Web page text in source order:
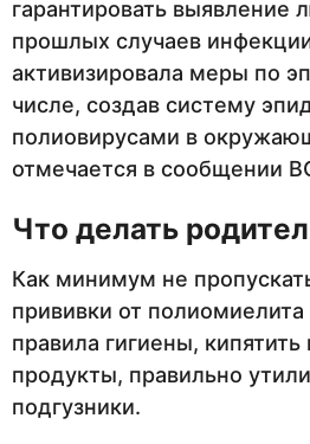
гарантировать выявление
прошлых случаев
активизировала меры по
числе, создав систему
полиовирусами в
отмечается в сообщении
Что делать
Как минимум не
прививки от
правила гигиены,
продукты, правильно
подгузники.